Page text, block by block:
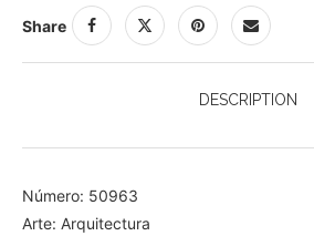
Share
DESCRIPTION
Número: 50963
Arte: Arquitectura